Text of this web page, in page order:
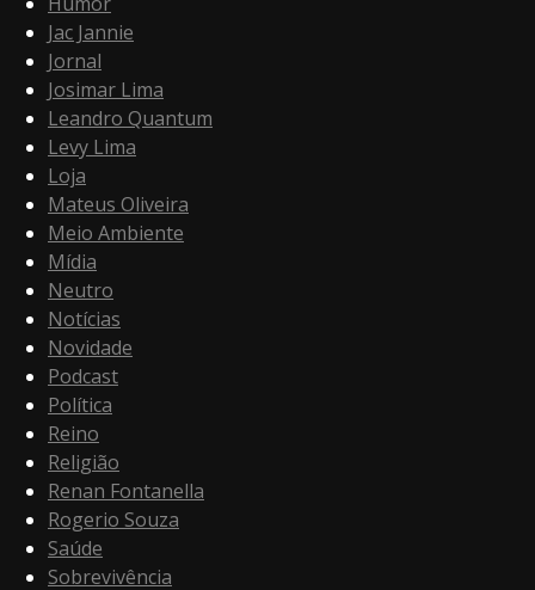
Jac Jannie
Jornal
Josimar Lima
Leandro Quantum
Levy Lima
Loja
Mateus Oliveira
Meio Ambiente
Mídia
Neutro
Notícias
Novidade
Podcast
Política
Reino
Religião
Renan Fontanella
Rogerio Souza
Saúde
Sobrevivência